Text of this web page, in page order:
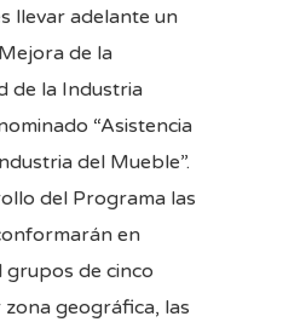
llevar adelante un
de la
de la Industria
“Asistencia
del Mueble”.
del Programa las
en
de cinco
geográfica, las